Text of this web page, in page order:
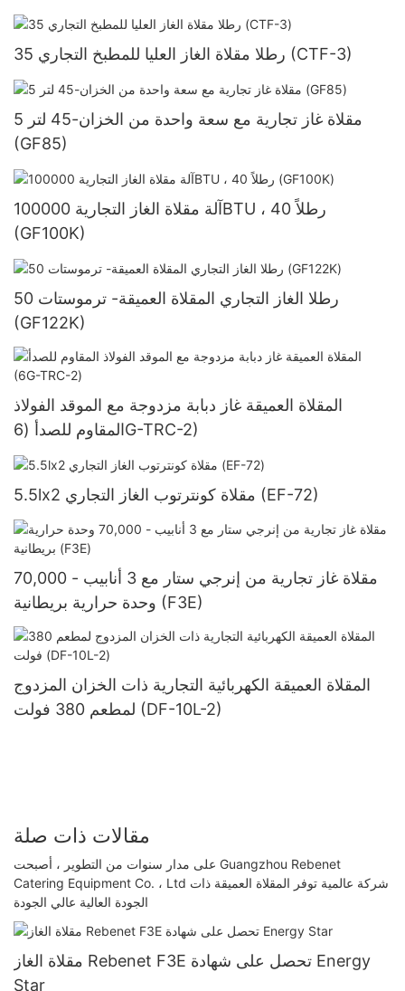
35 رطلا مقلاة الغاز العليا للمطبخ التجاري (CTF-3)
5 مقلاة غاز تجارية مع سعة واحدة من الخزان-45 لتر
(GF85)
آلة مقلاة الغاز التجارية 100000BTU ، 40 رطلاً
(GF100K)
50 رطلا الغاز التجاري المقلاة العميقة- ترموستات
(GF122K)
المقلاة العميقة غاز دبابة مزدوجة مع الموقد الفولاذ
المقاوم للصدأ (6G-TRC-2)
5.5lx2 مقلاة كونترتوب الغاز التجاري (EF-72)
مقلاة غاز تجارية من إنرجي ستار مع 3 أنابيب - 70,000
وحدة حرارية بريطانية (F3E)
المقلاة العميقة الكهربائية التجارية ذات الخزان المزدوج
لمطعم 380 فولت (DF-10L-2)
مقالات ذات صلة
على مدار سنوات من التطوير ، أصبحت Guangzhou Rebenet
Catering Equipment Co. ، Ltd شركة عالمية توفر المقلاة العميقة ذات
الجودة العالية عالي الجودة
مقلاة الغاز Rebenet F3E تحصل على شهادة Energy
Star